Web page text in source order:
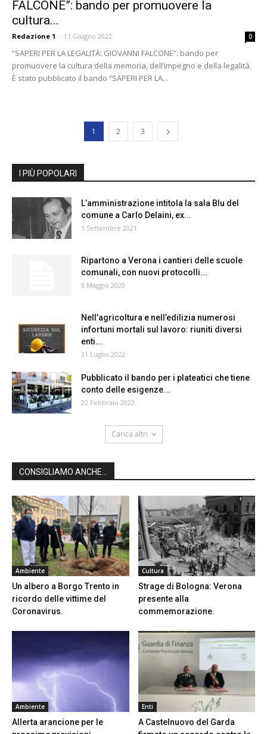
FALCONE”: bando per promuovere la
cultura...
Redazione 1 - 11 Giugno 2022 0
“SAPERI PER LA LEGALITÀ: GIOVANNI FALCONE”: bando per
promuovere la cultura della memoria, dell’impegno e della legalità.
È stato pubblicato il bando “SAPERI PER LA...
1 2 3
I PIÙ POPOLARI
L’amministrazione intitola la sala Blu del
comune a Carlo Delaini, ex...
1 Settembre 2021
Ripartono a Verona i cantieri delle scuole
comunali, con nuovi protocolli...
9 Maggio 2020
Nell’agricoltura e nell’edilizia numerosi
infortuni mortali sul lavoro: riuniti diversi
enti...
31 Luglio 2022
Pubblicato il bando per i plateatici che tiene
conto delle esigenze...
22 Febbraio 2022
Carica altri
CONSIGLIAMO ANCHE...
Ambiente
Un albero a Borgo Trento in
ricordo delle vittime del
Coronavirus.
Cultura
Strage di Bologna: Verona
presente alla
commemorazione.
Ambiente
Allerta arancione per le
Enti
A Castelnuovo del Garda